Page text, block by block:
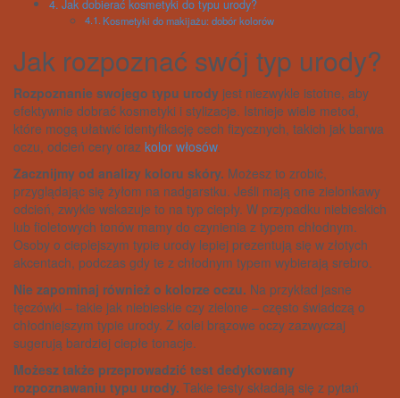
Jak dobierać kosmetyki do typu urody?
Kosmetyki do makijażu: dobór kolorów
Jak rozpoznać swój typ urody?
Rozpoznanie swojego typu urody jest niezwykle istotne, aby
efektywnie dobrać kosmetyki i stylizacje. Istnieje wiele metod,
które mogą ułatwić identyfikację cech fizycznych, takich jak barwa
oczu, odcień cery oraz kolor włosów.
Zacznijmy od analizy koloru skóry. Możesz to zrobić,
przyglądając się żyłom na nadgarstku. Jeśli mają one zielonkawy
odcień, zwykle wskazuje to na typ ciepły. W przypadku niebieskich
lub fioletowych tonów mamy do czynienia z typem chłodnym.
Osoby o cieplejszym typie urody lepiej prezentują się w złotych
akcentach, podczas gdy te z chłodnym typem wybierają srebro.
Nie zapominaj również o kolorze oczu. Na przykład jasne
tęczówki – takie jak niebieskie czy zielone – często świadczą o
chłodniejszym typie urody. Z kolei brązowe oczy zazwyczaj
sugerują bardziej ciepłe tonacje.
Możesz także przeprowadzić test dedykowany
rozpoznawaniu typu urody. Takie testy składają się z pytań